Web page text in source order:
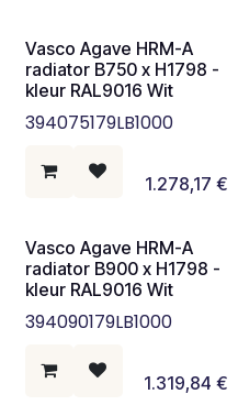
Vasco Agave HRM-A
radiator B750 x H1798 -
kleur RAL9016 Wit
394075179LB1000
1.278,17 €
Vasco Agave HRM-A
radiator B900 x H1798 -
kleur RAL9016 Wit
394090179LB1000
1.319,84 €